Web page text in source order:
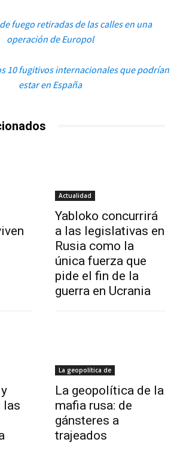
fuego retiradas de las calles en una
operación de Europol
10 fugitivos internacionales que podrían
estar en España
Actualidad
Yabloko concurrirá
a las legislativas en
Rusia como la
única fuerza que
pide el fin de la
guerra en Ucrania
las
La geopolítica de
La geopolítica de la
mafia rusa: de
gánsteres a
trajeados